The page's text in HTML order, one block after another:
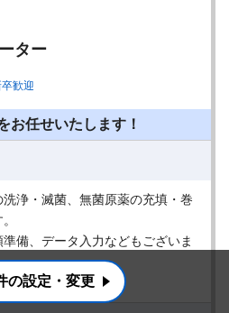
ター
歓迎
お任せいたします！
浄・滅菌、無菌原薬の充填・巻
備、データ入力などもございま
の設定・変更